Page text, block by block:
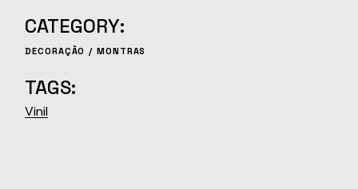
CATEGORY:
DECORAÇÃO MONTRAS
TAGS:
Vinil